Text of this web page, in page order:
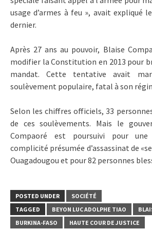
usage d’armes à feu », avait expliqué
dernier.
Après 27 ans au pouvoir, Blaise
modifier la Constitution en 2013 pour
mandat. Cette tentative avait
soulèvement populaire, fatal à son
Selon les chiffres officiels, 33
de ces soulèvements. Mais le
Compaoré est poursuivi pour
complicité présumée d’assassinat de
Ouagadougou et pour 82 personnes
POSTED UNDER
SOCIÉTÉ
TAGGED
BEYON LUC ADOLPHE TIAO
BURKINA-FASO
HAUTE COUR DE JUSTICE